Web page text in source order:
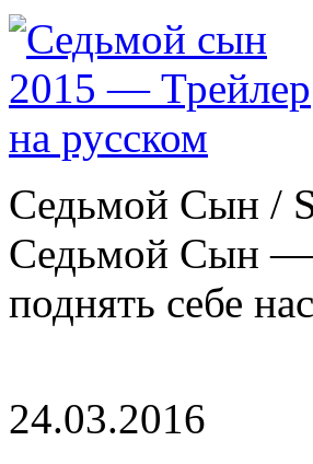
Седьмой Сын /
Седьмой Сын —
поднять себе
24.03.2016